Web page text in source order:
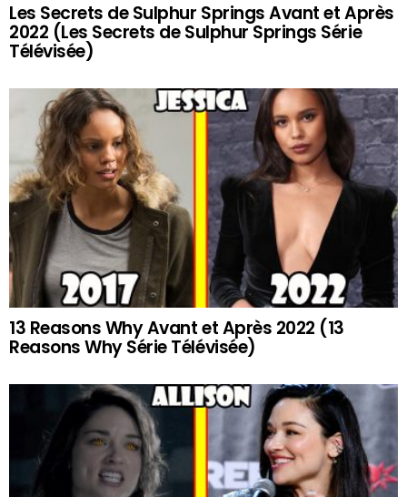
Les Secrets de Sulphur Springs Avant et Après
2022 (Les Secrets de Sulphur Springs Série
Télévisée)
13 Reasons Why Avant et Après 2022 (13
Reasons Why Série Télévisée)